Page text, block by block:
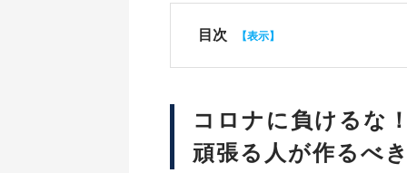
目次
コロナに負けるな
頑張る人が作るべ